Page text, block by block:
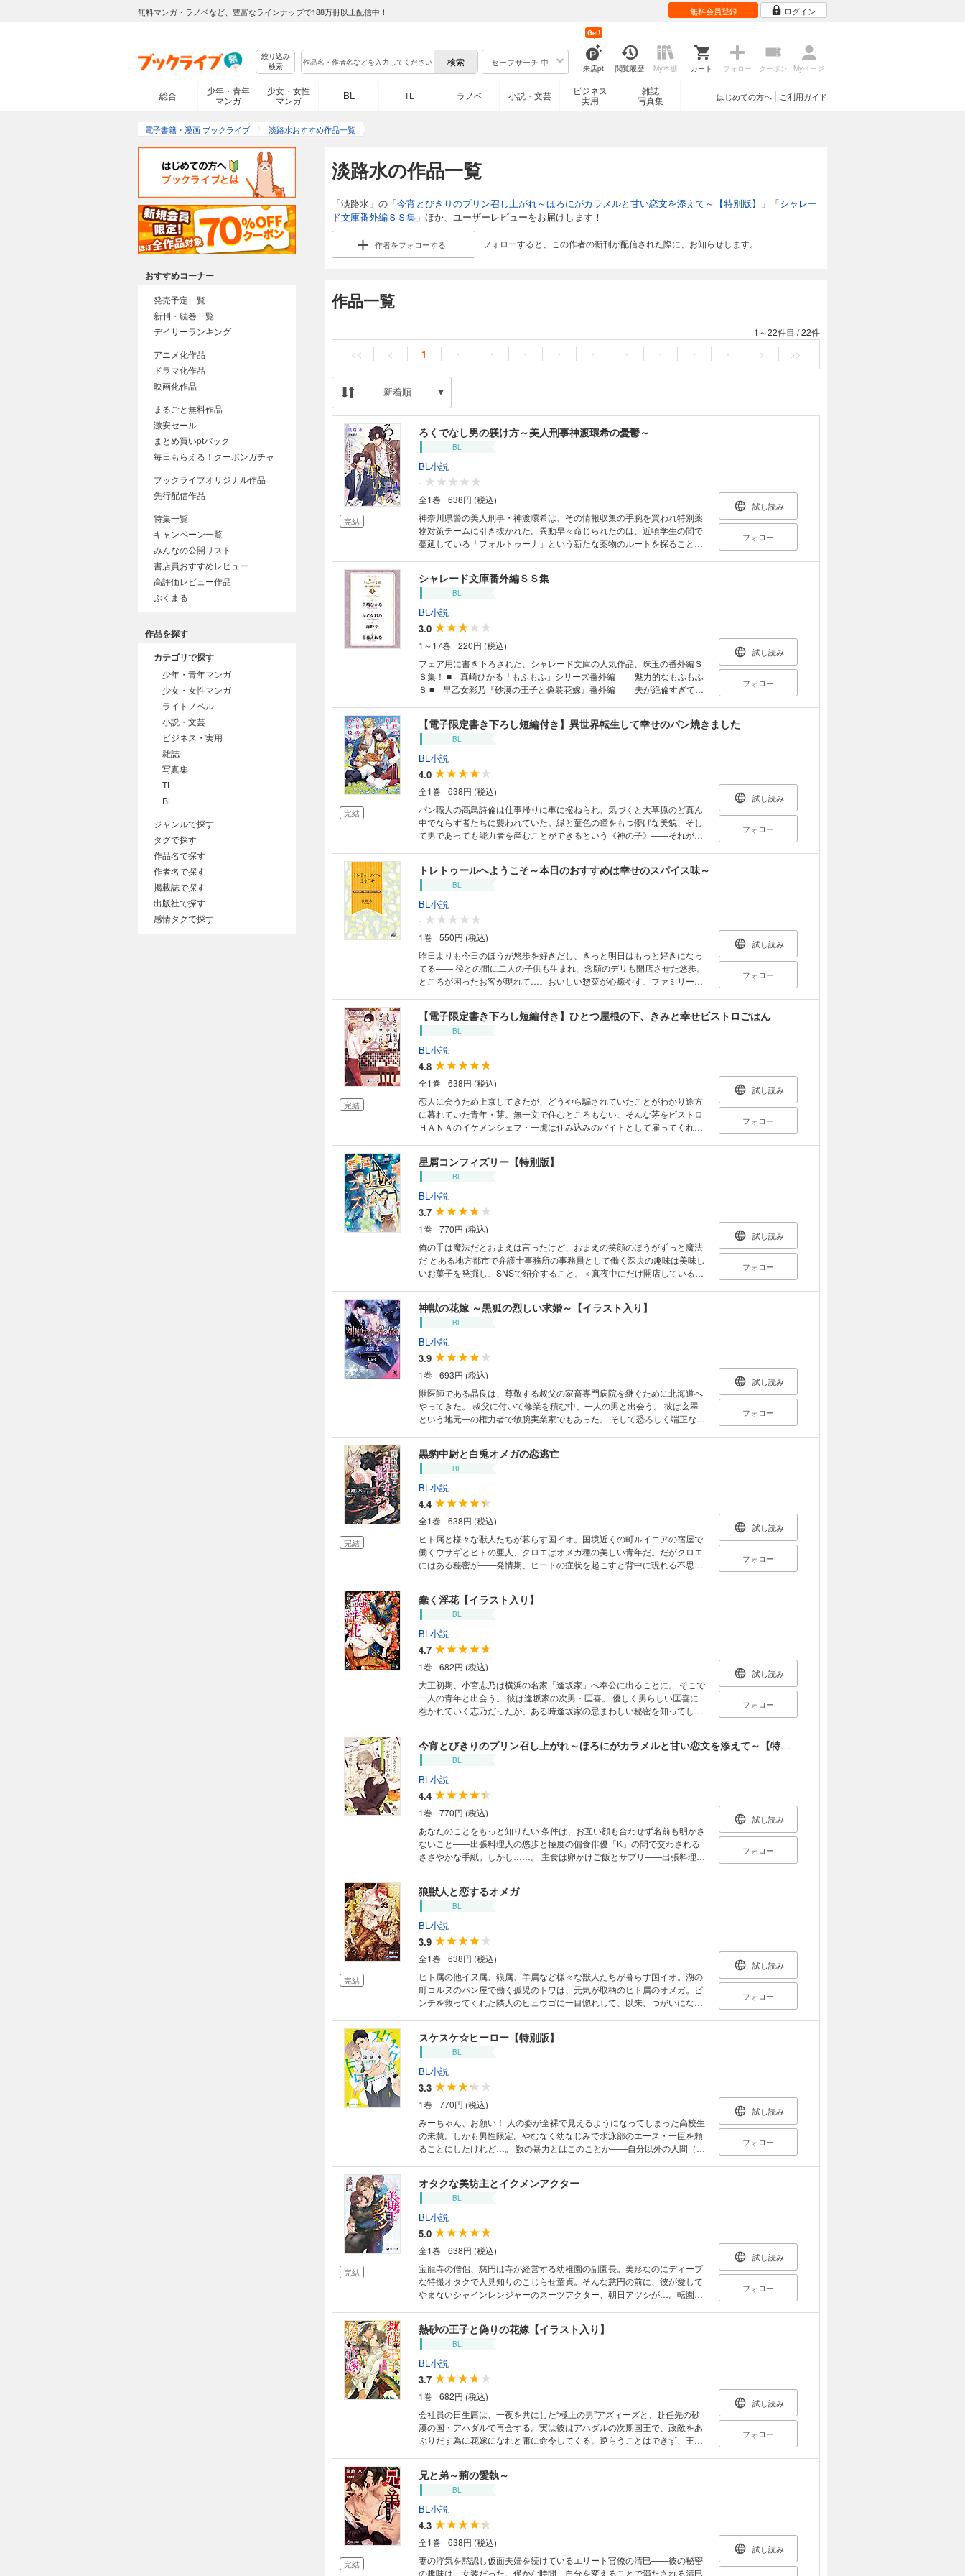
無料マンガ・ラノベなど、豊富なラインナップで188万冊以上配信中！ 無料会員登録 ログイン
絞り込み
検索
セーフサーチ 中
来店pt
Get!
閲覧履歴 My本棚 カート フォロー クーポン Myページ
総合
少年・青年
マンガ
少女・女性
マンガ
BL TL ラノベ 小説・文芸
ビジネス
実用
雑誌
写真集
ご利用ガイド
はじめての方へ
電子書籍・漫画 ブックライブ 淡路水おすすめ作品一覧
淡路水の作品一覧
「淡路水」の「今宵とびきりのプリン召し上がれ～ほろにがカラメルと甘い恋文を添えて～【特別版】 」「シャレー
ド文庫番外編ＳＳ集 」ほか、ユーザーレビューをお届けします！
作者をフォローする フォローすると、この作者の新刊が配信された際に、お知らせします。
作品一覧
1～22件目 /22件
<< < 1 ・ ・ ・ ・ ・ ・ ・ ・ ・ > >>
新着順
完結
ろくでなし男の躾け方～美人刑事神渡環希の憂鬱～
BL
BL小説
-
全1巻
638円 (税込)
神奈川県警の美人刑事・神渡環希は、その情報収集の手腕を買われ特別薬
物対策チームに引き抜かれた。異動早々命じられたのは、近頃学生の間で
蔓延している「フォルトゥーナ」という新たな薬物のルートを探ること。
しにしている胡散臭い男――捜査一課の刑事・八剣だ。フォルトゥーナが
絡む殺人事件を追う八剣は、横柄な態度で薬の情報をよこせと迫る。その
傍若無人ぶりに苛立ち、こいつとは絶対に関わりたくないと思う神渡だっ
たが、再びフォルトゥーナがらみの殺人事件が起こり八剣とともに捜査を
する羽目に。うんざりする神渡をよそに八剣は馴れ馴れしく「タマ」と変
なあだ名で呼んできたり…。脳筋刑事・八剣と頭脳派刑事・神渡。真逆な
バディが意外な方向に転がって――。
試し読み
フォロー
シャレード文庫番外編ＳＳ集
BL
BL小説
3.0
1～17巻
220円 (税込)
フェア用に書き下ろされた、シャレード文庫の人気作品、珠玉の番外編Ｓ
Ｓ集！ ■ 真崎ひかる「もふもふ」シリーズ番外編 魅力的なもふもふ
Ｓ ■ 早乙女彩乃『砂漠の王子と偽装花嫁』番外編 夫が絶倫すぎて困
むことのできない、おいしい短編集！
試し読み
フォロー
完結
【電子限定書き下ろし短編付き】異世界転生して幸せのパン焼きました
BL
BL小説
4.0
全1巻
638円 (税込)
パン職人の高鳥詩倫は仕事帰りに車に撥ねられ、気づくと大草原のど真ん
中でならず者たちに襲われていた。緑と菫色の瞳をもつ儚げな美貌、そし
て男であっても能力者を産むことができるという《神の子》――それが転
だったが、アルトゥンベックは自分の部族の村へ温かく迎え入れてくれ
試し読み
フォロー
トレトゥールへようこそ～本日のおすすめは幸せのスパイス味～
BL
BL小説
-
1巻
550円 (税込)
昨日よりも今日のほうが悠歩を好きだし、きっと明日はもっと好きになっ
てる―― 径との間に二人の子供も生まれ、念願のデリも開店させた悠歩。
ところが困ったお客が現れて…。おいしい惣菜が心癒やす、ファミリー＆
事の手助けをしたいと思うように。開店までこぎつけて固定客がつき始め
た矢先、悠歩はオメガ嫌いの客から嫌がらせを受けてしまう。径の思いや
りに触れながらも、大切な家族と愛するものを守るため、悠歩はあること
を試みるが…。おいしい惣菜が心癒やす、ファミリー＆ラブストーリー。
『今宵とびきりのプリン召し上がれ～ほろにがカラメルと甘い恋文を添え
て～』続編
試し読み
フォロー
完結
【電子限定書き下ろし短編付き】ひとつ屋根の下、きみと幸せビストロごはん
BL
BL小説
4.8
全1巻
638円 (税込)
恋人に会うため上京してきたが、どうやら騙されていたことがわかり途方
に暮れていた青年・芽。無一文で住むところもない、そんな茅をビストロ
ＨＡＮＡのイケメンシェフ・一虎は住み込みのバイトとして雇ってくれ
常連さんたちに支えられ、茅は見習いギャルソンとして生まれ変わってい
試し読み
フォロー
星屑コンフィズリー【特別版】
BL
BL小説
3.7
1巻
770円 (税込)
俺の手は魔法だとおまえは言ったけど、おまえの笑顔のほうがずっと魔法
だ とある地方都市で弁護士事務所の事務員として働く深央の趣味は美味し
いお菓子を発掘し、SNSで紹介すること。＜真夜中にだけ開店しているパ
ド・フリュイ、好きでしょう？」初対面にもかかわらず深央の好みを言い
当ててきた店主――奏吾の作るお菓子と彼自身に魅了され、深央は週末の
ユヌ・エトワール通いを始めるが…。 紙書籍発売時、フェア用に書き下ろ
されたSSを収録した特別版！
試し読み
フォロー
神獣の花嫁 ～黒狐の烈しい求婚～【イラスト入り】
BL
BL小説
3.9
1巻
693円 (税込)
獣医師である晶良は、尊敬する叔父の家畜専門病院を継ぐために北海道へ
やってきた。 叔父に付いて修業を積む中、一人の男と出会う。 彼は玄翠
という地元一の権力者で敏腕実業家でもあった。 そして恐ろしく端正な容
た！ 困惑しつつも手当をしようとすると、突然キスをされ押し倒されてし
まう。 さらに玄翠は「これが私の本当の姿だ」と黒い狐に変化して――!?
試し読み
フォロー
完結
黒豹中尉と白兎オメガの恋逃亡
BL
BL小説
4.4
全1巻
638円 (税込)
ヒト属と様々な獣人たちが暮らす国イオ。国境近くの町ルイニアの宿屋で
働くウサギとヒトの亜人、クロエはオメガ種の美しい青年だ。だがクロエ
にはある秘密が――発情期、ヒートの症状を起こすと背中に現れる不思議
黒豹・ジンに警護され、発情期のたび義務的に抱かれるようになり…。
試し読み
フォロー
蠢く淫花【イラスト入り】
BL
BL小説
4.7
1巻
682円 (税込)
大正初期、小宮志乃は横浜の名家「逢坂家」へ奉公に出ることに。 そこで
一人の青年と出会う。 彼は逢坂家の次男・匡喜。 優しく男らしい匡喜に
惹かれていく志乃だったが、ある時逢坂家の忌まわしい秘密を知ってしま
識を支配された匡喜の異形の姿に志乃は怯えるが、伸びる無数の触手で蹂
躙されてしまい…!?
試し読み
フォロー
今宵とびきりのプリン召し上がれ～ほろにがカラメルと甘い恋文を添えて～【特別版】
BL
BL小説
4.4
1巻
770円 (税込)
あなたのことをもっと知りたい 条件は、お互い顔も合わせず名前も明かさ
ないこと――出張料理人の悠歩と極度の偏食俳優「K」の間で交わされる
ささやかな手紙。しかし……。 主食は卵かけご飯とサプリ――出張料理人
は危険なこと。お互い顔を合わせず、名前も明かさないことを条件に引き
受けるが、食べてもらえたのはプリンだけ。そんな彼を知るため、悠歩は
イニシャルで名乗り合う古風な手紙のやり取りを始めるのだが…。年下人
気俳優×料理人の滋味あふれるスペシャリテ。 紙書籍発売時、フェア用に
書き下ろされたSSを収録した特別版！
試し読み
フォロー
完結
狼獣人と恋するオメガ
BL
BL小説
3.9
全1巻
638円 (税込)
ヒト属の他イヌ属、狼属、羊属など様々な獣人たちが暮らす国イオ。湖の
町コルヌのパン屋で働く孤児のトワは、元気が取柄のヒト属のオメガ。ピ
ンチを救ってくれた隣人のヒュウゴに一目惚れして、以来、つがいになり
研究所が作られることになり、視察団長のヴェルナー伯爵がやってき
試し読み
フォロー
スケスケ☆ヒーロー【特別版】
BL
BL小説
3.3
1巻
770円 (税込)
みーちゃん、お願い！ 人の姿が全裸で見えるようになってしまった高校生
の未慧。しかも男性限定。やむなく幼なじみで水泳部のエース・一臣を頼
ることにしたけれど…。 数の暴力とはこのことか――自分以外の人間（男
ース・一臣。小柄な未慧のコンプレックスを眩しく照らす文武両道のイケ
メンながら、一臣は昔から未慧ひとすじ。とうに忘れていた未慧との約束
も守り続けていて…。番外編は、大会で優勝したら「人気のない部室で選
手とマネージャーのイケナイセックス」!? 紙書籍発売時、フェア用に書き
下ろされたSSを収録した特別版！
試し読み
フォロー
完結
オタクな美坊主とイクメンアクター
BL
BL小説
5.0
全1巻
638円 (税込)
宝龍寺の僧侶、慈円は寺が経営する幼稚園の副園長。美形なのにディープ
な特撮オタクで人見知りのこじらせ童貞。そんな慈円の前に、彼が愛して
やまないシャインレンジャーのスーツアクター、朝日アツシが…。転園し
人の正体を知った慈円は、ワケアリ親子と急速に親密になっていくが…。
試し読み
フォロー
熱砂の王子と偽りの花嫁【イラスト入り】
BL
BL小説
3.7
1巻
682円 (税込)
会社員の日生庸は、一夜を共にした“極上の男”アズィーズと、赴任先の砂
漠の国・アハダルで再会する。実は彼はアハダルの次期国王で、政敵をあ
ぶりだす為に花嫁になれと庸に命令してくる。逆らうことはできず、王室
にも懐かれ、対外的にはアズィーズの想い人として王宮で過ごすが、結局
は偽りの花嫁で…。 北沢きょう先生の美麗なイラスト入り♪
試し読み
フォロー
完結
兄と弟～荊の愛執～
BL
BL小説
4.3
全1巻
638円 (税込)
妻の浮気を黙認し仮面夫婦を続けているエリート官僚の清巳――彼の秘密
の趣味は、女装だった。僅かな時間、自分を変えることで満たされる清巳
試し読み
おすすめコーナー
発売予定一覧
新刊・続巻一覧
デイリーランキング
アニメ化作品
ドラマ化作品
映画化作品
まるごと無料作品
激安セール
まとめ買いptバック
毎日もらえる！クーポンガチャ
ブックライブオリジナル作品
先行配信作品
特集一覧
キャンペーン一覧
みんなの公開リスト
書店員おすすめレビュー
高評価レビュー作品
ぶくまる
作品を探す
カテゴリで探す
少年・青年マンガ
少女・女性マンガ
ライトノベル
小説・文芸
ビジネス・実用
雑誌
写真集
TL
BL
ジャンルで探す
タグで探す
作品名で探す
作者名で探す
掲載誌で探す
出版社で探す
感情タグで探す